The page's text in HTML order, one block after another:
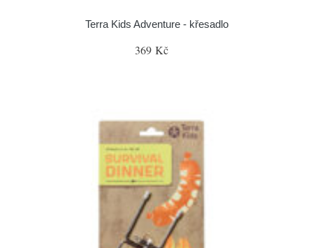
Terra Kids Adventure - křesadlo
369 Kč